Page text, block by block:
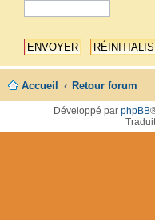
Accueil Retour forum
Développé par phpBB